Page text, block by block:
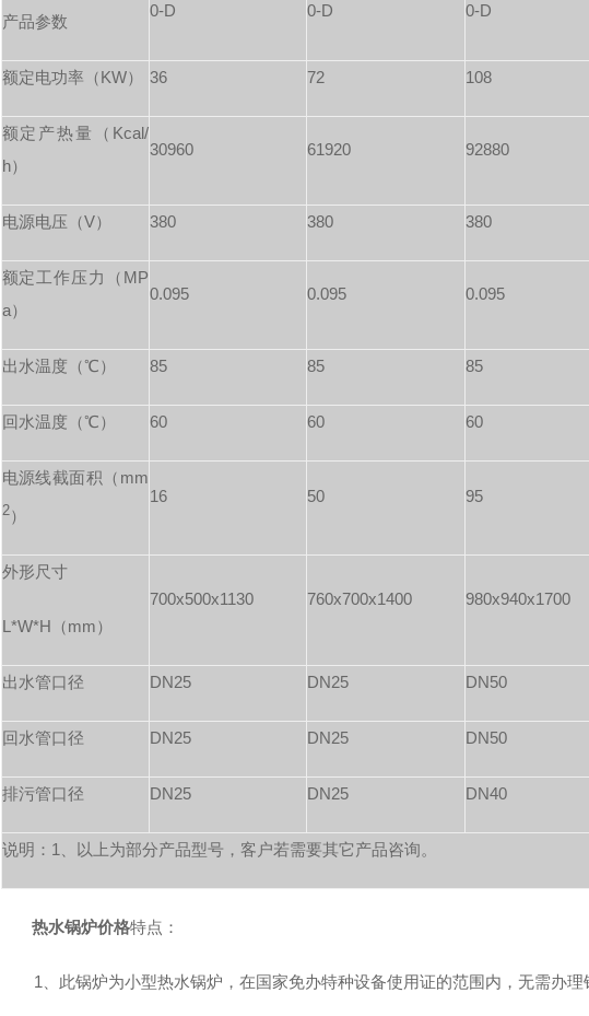
产品参数
0-D
0-D
0-D
额定电功率（KW） 36 72 108
额定产热量（Kcal/
h）
30960 61920 92880
电源电压（V） 380 380 380
额定工作压力（MP
a）
0.095 0.095 0.095
出水温度（℃） 85 85 85
回水温度（℃） 60 60 60
电源线截面积（mm
2）
16 50 95
外形尺寸
L*W*H（mm）
700x500x1130 760x700x1400 980x940x1700
出水管口径 DN25 DN25 DN50
回水管口径 DN25 DN25 DN50
排污管口径 DN25 DN25 DN40
说明：1、以上为部分产品型号，客户若需要其它产品咨询。
热水锅炉价格特点：
1、此锅炉为小型热水锅炉，在国家免办特种设备使用证的范围内，无需办理